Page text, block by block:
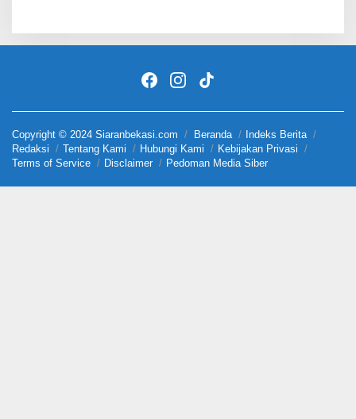
Copyright © 2024 Siaranbekasi.com Beranda
Indeks Berita
Redaksi
Tentang Kami Hubungi Kami
Kebijakan Privasi
Terms of Service
Disclaimer Pedoman Media Siber